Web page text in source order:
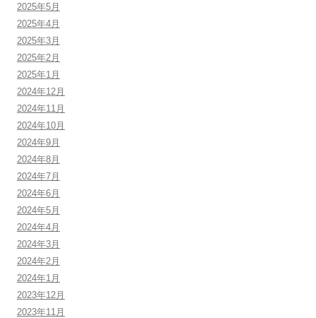
2025年5月
2025年4月
2025年3月
2025年2月
2025年1月
2024年12月
2024年11月
2024年10月
2024年9月
2024年8月
2024年7月
2024年6月
2024年5月
2024年4月
2024年3月
2024年2月
2024年1月
2023年12月
2023年11月